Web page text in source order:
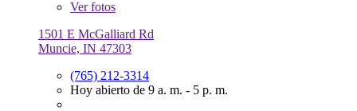
Verfotos
1501 E McGalliard Rd
Muncie, IN 47303
(765) 212-3314
Hoy abierto de 9 a. m. - 5 p. m.